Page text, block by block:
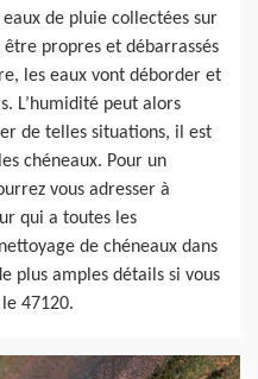
de pluie collectées sur
propres et débarrassés
les eaux vont déborder et
L’humidité peut alors
de telles situations, il est
chéneaux. Pour un
vous adresser à
qui a toutes les
de chéneaux dans
plus amples détails si vous
47120.